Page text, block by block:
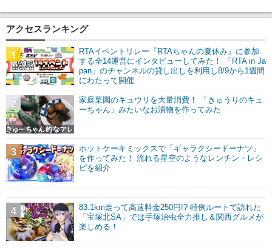
アクセスランキング
RTAイベントリレー『RTAちゃんの夏休み』に参加
する全14運営にインタビューしてみた！ 「RTA in Ja
pan」のチャンネルの貸し出しを利用し8/9から1週間
にわたって開催
1
家庭菜園のキュウリを大量消費！ 「きゅうりのキュ
ーちゃん」みたいなお漬物を作ってみた
2
ホットケーキミックスで「ギャラクシードーナツ」
を作ってみた！ 流れる星空のようなレンチン・レシ
ピを紹介
3
83.1km走って高速料金250円!? 特例ルートで訪れた
「宝塚北SA」では手塚治虫全力推し＆関西グルメが
楽しめる！
4